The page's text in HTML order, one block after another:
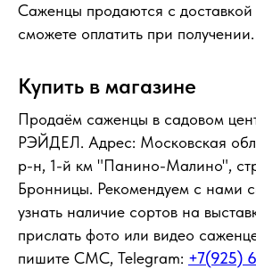
Саженцы продаются с доставкой
сможете оплатить при получении.
Купить в магазине
Продаём саженцы в садовом
РЭЙДЕЛ. Адрес: Московская
р-н, 1-й км "Панино-Малино",
Бронницы. Рекомендуем с нами
узнать наличие сортов на
прислать фото или видео
пишите СМС, Telegram: +7(925)